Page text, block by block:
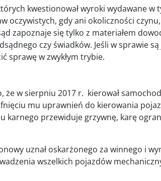
kwestionował wyroki wydawane w
oczywistych, gdy ani okoliczności
zapoznaje się tylko z materiałem
czy świadków. Jeśli w sprawie
sprawę w zwykłym trybie.
że w sierpniu 2017 r. kierował
mu uprawnień do kierowania
karnego przewiduje grzywnę, karę
uznał oskarżonego za winnego i
wszelkich pojazdów